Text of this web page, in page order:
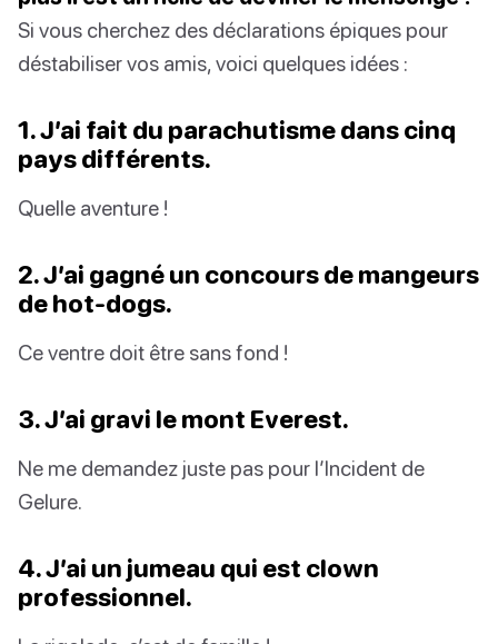
Si vous cherchez des déclarations épiques pour
déstabiliser vos amis, voici quelques idées :
1. J’ai fait du parachutisme dans cinq
pays différents.
Quelle aventure !
2. J’ai gagné un concours de mangeurs
de hot-dogs.
Ce ventre doit être sans fond !
3. J’ai gravi le mont Everest.
Ne me demandez juste pas pour l’Incident de
Gelure.
4. J’ai un jumeau qui est clown
professionnel.